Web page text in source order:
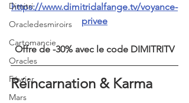
Dimitri
Oracledesmiroirs
Cartomancie
Oracles
Février
Mars
https://www.dimitridalfange.tv/voyance-
privee
Offre de -30% avec le code DIMITRITV
Réincarnation & Karma